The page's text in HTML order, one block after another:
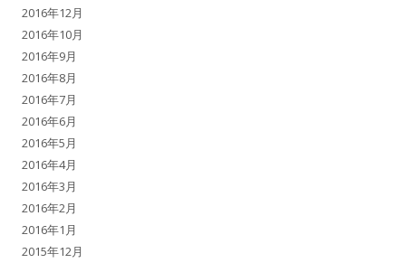
2016年12月
2016年10月
2016年9月
2016年8月
2016年7月
2016年6月
2016年5月
2016年4月
2016年3月
2016年2月
2016年1月
2015年12月